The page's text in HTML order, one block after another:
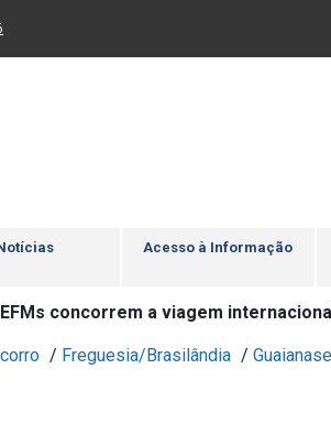
rodapé
um novo sítio)
Acesso à Informação
concorrem a viagem
/ Freguesia/Brasilândia /